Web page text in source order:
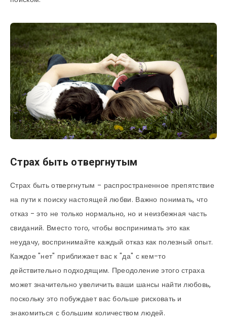
Страх быть отвергнутым
Страх быть отвергнутым - распространенное препятствие
на пути к поиску настоящей любви. Важно понимать, что
отказ - это не только нормально, но и неизбежная часть
свиданий. Вместо того, чтобы воспринимать это как
неудачу, воспринимайте каждый отказ как полезный опыт.
Каждое "нет" приближает вас к "да" с кем-то
действительно подходящим. Преодоление этого страха
может значительно увеличить ваши шансы найти любовь,
поскольку это побуждает вас больше рисковать и
знакомиться с большим количеством людей.